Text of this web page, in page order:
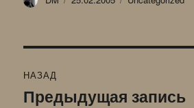
по
НАЗАД
Предыдущая
Предыдущая запись